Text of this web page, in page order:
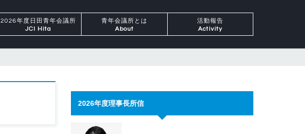
2026年度日田青年会議所
JCI Hita
青年会議所とは
About
活動報告
Activity
2026年度理事長所信